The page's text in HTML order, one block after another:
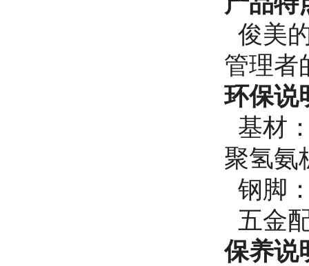
俊美
管理者
环保说
基材
聚氢
钢脚
五金
保养说